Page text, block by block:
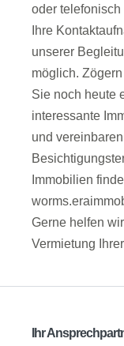
oder telefonisch
Ihre
unserer
möglich.
Sie noch heute
interessante
und
Immobilien
Gerne helfen
Vermietung
Ihr